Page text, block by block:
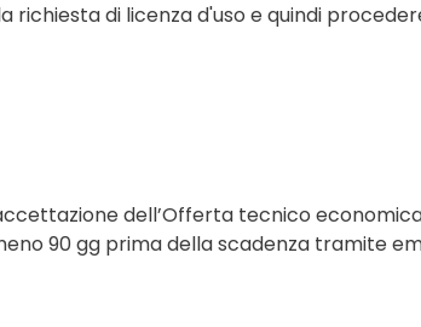
richiesta di licenza d'uso e quindi
dell’Offerta tecnico
90 gg prima della scadenza tramite